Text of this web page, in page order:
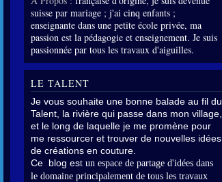
suisse par mariage ; j'ai cinq enfants ;
enseignante dans une petite école privée, ma
passion est la pédagogie et enseignement. Je suis
passionnée par tous les travaux d'aiguilles.
LE TALENT
Je vous souhaite une bonne balade au fil du
Talent, la rivière qui passe dans mon village,
et le long de laquelle je me promène pour
me ressourcer et trouver de nouvelles idées
de créations en couture.
Ce blog est un espace de partage d'idées dans
le domaine principalement de tous les travaux